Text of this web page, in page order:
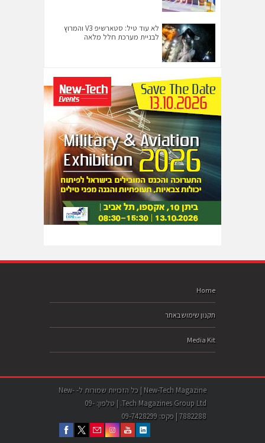
לא עוד טיל: סטארשיפ V3 והמרוץ
לבניית מערכת חלל מלאה
Home
תקנון שימוש באתר
Media Kit
New-Tech Magazine | כל הזכויות שמורות ל- New-
Tech Magazines Group Ltd. | טלפון: 09-
7882288 | פקס: 09-7428299